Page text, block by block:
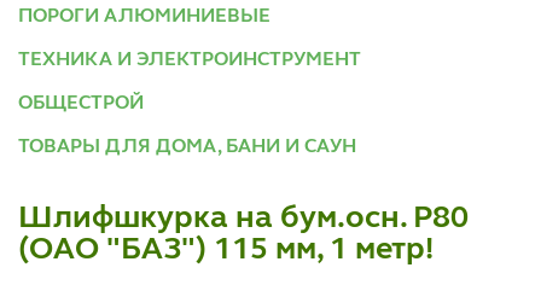
ПОРОГИ АЛЮМИНИЕВЫЕ
ТЕХНИКА И ЭЛЕКТРОИНСТРУМЕНТ
ОБЩЕСТРОЙ
ТОВАРЫ ДЛЯ ДОМА, БАНИ И САУН
Шлифшкурка на бум.осн. Р80
(ОАО "БАЗ") 115 мм, 1 метр!